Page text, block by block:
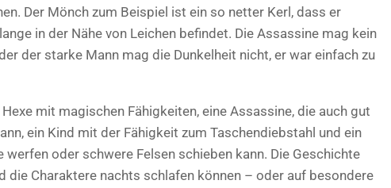
Der Mönch zum Beispiel ist ein so netter Kerl, dass er
in der Nähe von Leichen befindet. Die Assassine mag kein
der starke Mann mag die Dunkelheit nicht, er war einfach zu
mit magischen Fähigkeiten, eine Assassine, die auch gut
ein Kind mit der Fähigkeit zum Taschendiebstahl und ein
werfen oder schwere Felsen schieben kann. Die Geschichte
die Charaktere nachts schlafen können – oder auf besondere